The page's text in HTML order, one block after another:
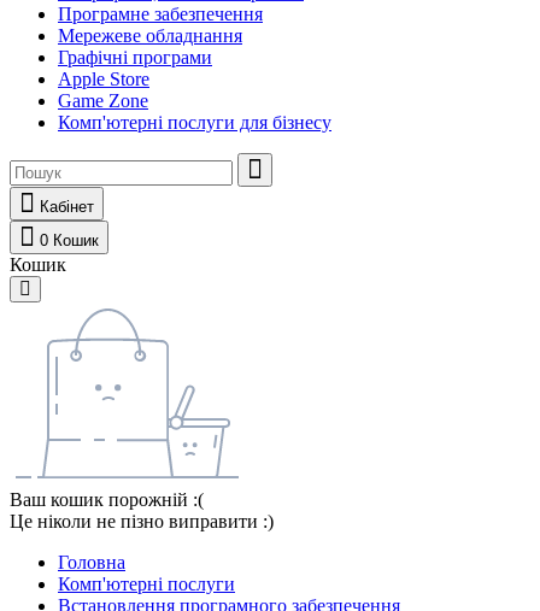
Програмне забезпечення
Мережеве обладнання
Графічні програми
Apple Store
Game Zone
Комп'ютерні послуги для бізнесу
Кабінет
0 Кошик
Кошик
Ваш кошик порожній :(
Це ніколи не пізно виправити :)
Головна
Комп'ютерні послуги
Встановлення програмного забезпечення